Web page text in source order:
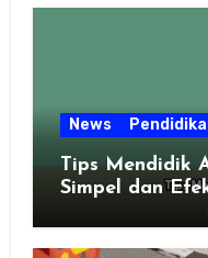
News
Tips Mendidik
Simpel dan
Zaman